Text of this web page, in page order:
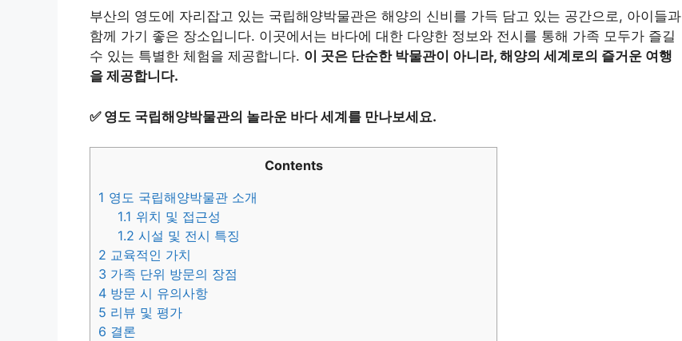
부산의 영도에 자리잡고 있는 국립해양박물관은 해양의 신비를 가득 담고 있는 공간으로, 아이들과
함께 가기 좋은 장소입니다. 이곳에서는 바다에 대한 다양한 정보와 전시를 통해 가족 모두가 즐길
수 있는 특별한 체험을 제공합니다. 이 곳은 단순한 박물관이 아니라, 해양의 세계로의 즐거운 여행
을 제공합니다.
✅ 영도 국립해양박물관의 놀라운 바다 세계를 만나보세요.
Contents
1 영도 국립해양박물관 소개
1.1 위치 및 접근성
1.2 시설 및 전시 특징
2 교육적인 가치
3 가족 단위 방문의 장점
4 방문 시 유의사항
5 리뷰 및 평가
6 결론